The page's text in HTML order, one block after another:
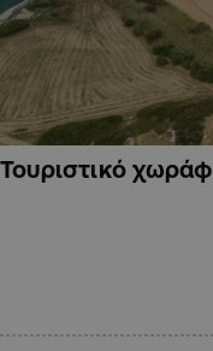
Τουριστικό